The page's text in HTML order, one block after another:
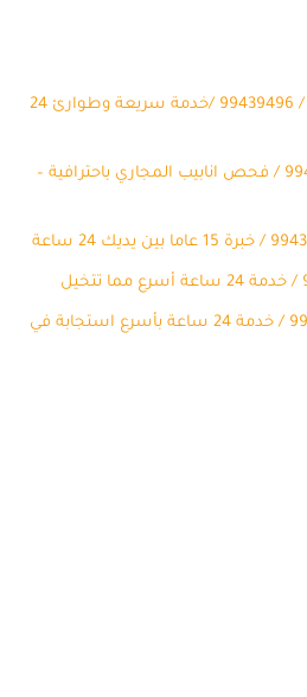
فني صحي المنطقة العاشرة / 99439496 /خدمة سريعة وطوارئ 24
كاميرا تصوير مجاري / 99439496 / فحص انابيب المجاري باحترافية –
فني صحي العديلية / 99439496 / خدمة 24 ساعة بأسرع استجابة في